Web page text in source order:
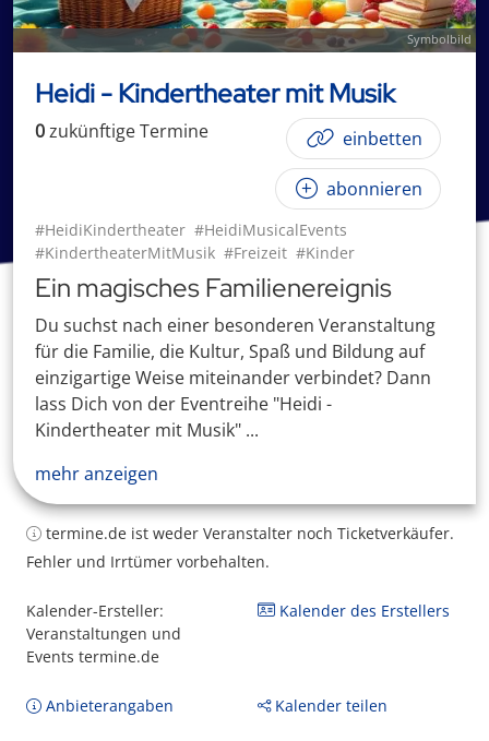
Symbolbild
Heidi - Kindertheater mit Musik
0zukünftigeTermine einbetten
abonnieren
#HeidiKindertheater #HeidiMusicalEvents
#KindertheaterMitMusik #Freizeit #Kinder
Ein magisches Familienereignis
Du suchst nach einer besonderen Veranstaltung
für die Familie, die Kultur, Spaß und Bildung auf
einzigartige Weise miteinander verbindet? Dann
lass Dich von der Eventreihe "Heidi -
Kindertheater mit Musik" ...
mehr anzeigen
termine.de ist weder Veranstalter noch Ticketverkäufer.
Fehler und Irrtümer vorbehalten.
Kalender-Ersteller:
Veranstaltungen und
Events termine.de
Kalender des Erstellers
Anbieterangaben Kalender teilen